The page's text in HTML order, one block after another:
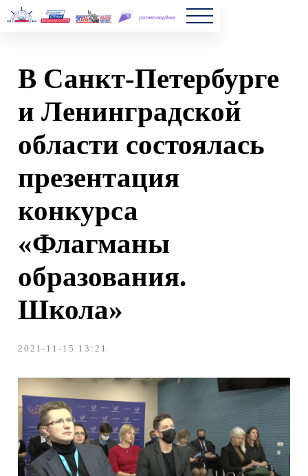
Частые
и Ленинградской
области состоялась
презентация
«Флагманы
образования.
Школа»
2021-11-15 13:21
На площадках «Центра регионального
и международного сотрудничества»
Санкт-Петербурга и ГОУ ДОД